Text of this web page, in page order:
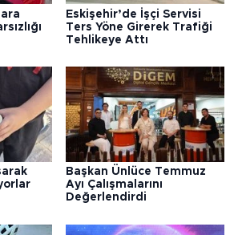
Eskişehir’de İşçi Servisi
Ters Yöne Girerek Trafiği
Tehlikeye Attı
Başkan Ünlüce Temmuz
Ayı Çalışmalarını
Değerlendirdi